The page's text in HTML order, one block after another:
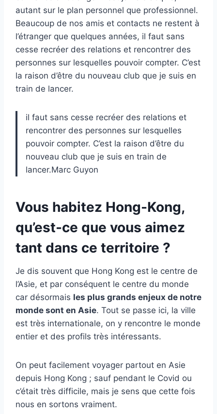
autant sur le plan personnel que professionnel.
Beaucoup de nos amis et contacts ne restent à
l’étranger que quelques années, il faut sans
cesse recréer des relations et rencontrer des
personnes sur lesquelles pouvoir compter. C’est
la raison d’être du nouveau club que je suis en
train de lancer.
il faut sans cesse recréer des relations et
rencontrer des personnes sur lesquelles
pouvoir compter. C’est la raison d’être du
nouveau club que je suis en train de
lancer.Marc Guyon
Vous habitez Hong-Kong,
qu’est-ce que vous aimez
tant dans ce territoire ?
Je dis souvent que Hong Kong est le centre de
l’Asie, et par conséquent le centre du monde
car désormais les plus grands enjeux de notre
monde sont en Asie. Tout se passe ici, la ville
est très internationale, on y rencontre le monde
entier et des profils très intéressants.
On peut facilement voyager partout en Asie
depuis Hong Kong ; sauf pendant le Covid ou
c’était très difficile, mais je sens que cette fois
nous en sortons vraiment.